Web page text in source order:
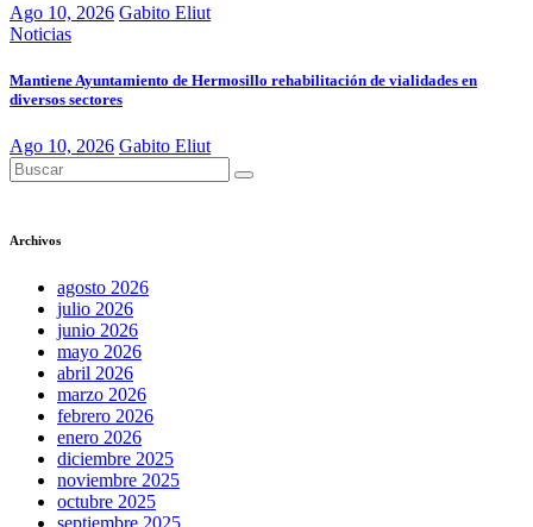
Ago 10, 2026 Gabito Eliut
Noticias
Mantiene Ayuntamiento de Hermosillo rehabilitación de vialidades en
diversos sectores
Ago 10, 2026 Gabito Eliut
Archivos
agosto 2026
julio 2026
junio 2026
mayo 2026
abril 2026
marzo 2026
febrero 2026
enero 2026
diciembre 2025
noviembre 2025
octubre 2025